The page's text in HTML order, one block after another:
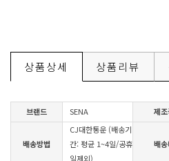
상품상세 상품리뷰
브랜드 SENA 제
배송방법
CJ대한통운 (배송기
간: 평균 1~4일/공휴
일제외)
배송